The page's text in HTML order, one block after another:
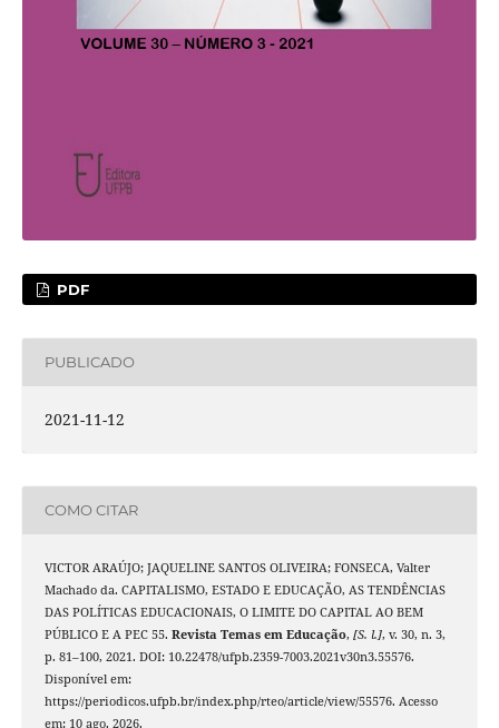
PDF
PUBLICADO
2021-11-12
COMO CITAR
VICTOR ARAÚJO; JAQUELINE SANTOS OLIVEIRA; FONSECA, Valter
Machado da. CAPITALISMO, ESTADO E EDUCAÇÃO, AS TENDÊNCIAS
DAS POLÍTICAS EDUCACIONAIS, O LIMITE DO CAPITAL AO BEM
PÚBLICO E A PEC 55. Revista Temas em Educação, [S. l.], v. 30, n. 3,
p. 81–100, 2021. DOI: 10.22478/ufpb.2359-7003.2021v30n3.55576.
Disponível em:
https://periodicos.ufpb.br/index.php/rteo/article/view/55576. Acesso
em: 10 ago. 2026.